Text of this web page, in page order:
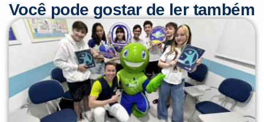
Você pode gostar de ler também